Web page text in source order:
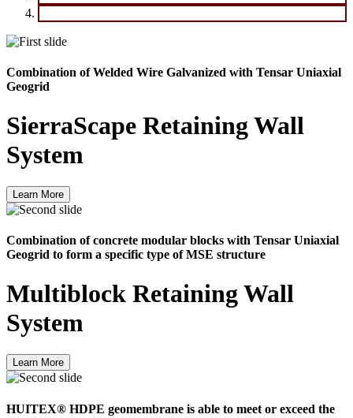
Combination of Welded Wire Galvanized with Tensar Uniaxial
Geogrid
SierraScape Retaining Wall
System
Learn More
Combination of concrete modular blocks with Tensar Uniaxial
Geogrid to form a specific type of MSE structure
Multiblock Retaining Wall
System
Learn More
HUITEX® HDPE geomembrane is able to meet or exceed the